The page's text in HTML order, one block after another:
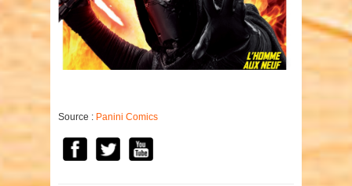
Source : Panini Comics